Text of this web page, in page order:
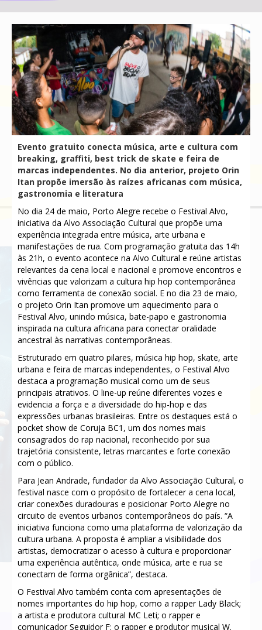
Evento gratuito conecta música, arte e cultura com
breaking, graffiti, best trick de skate e feira de
marcas independentes. No dia anterior, projeto Orin
Itan propõe imersão às raízes africanas com música,
gastronomia e literatura
No dia 24 de maio, Porto Alegre recebe o Festival Alvo,
iniciativa da Alvo Associação Cultural que propõe uma
experiência integrada entre música, arte urbana e
manifestações de rua. Com programação gratuita das 14h
às 21h, o evento acontece na Alvo Cultural e reúne artistas
relevantes da cena local e nacional e promove encontros e
vivências que valorizam a cultura hip hop contemporânea
como ferramenta de conexão social. E no dia 23 de maio,
o projeto Orin Itan promove um aquecimento para o
Festival Alvo, unindo música, bate-papo e gastronomia
inspirada na cultura africana para conectar oralidade
ancestral às narrativas contemporâneas.
Estruturado em quatro pilares, música hip hop, skate, arte
urbana e feira de marcas independentes, o Festival Alvo
destaca a programação musical como um de seus
principais atrativos. O line-up reúne diferentes vozes e
evidencia a força e a diversidade do hip-hop e das
expressões urbanas brasileiras. Entre os destaques está o
pocket show de Coruja BC1, um dos nomes mais
consagrados do rap nacional, reconhecido por sua
trajetória consistente, letras marcantes e forte conexão
com o público.
Para Jean Andrade, fundador da Alvo Associação Cultural, o
festival nasce com o propósito de fortalecer a cena local,
criar conexões duradouras e posicionar Porto Alegre no
circuito de eventos urbanos contemporâneos do país. “A
iniciativa funciona como uma plataforma de valorização da
cultura urbana. A proposta é ampliar a visibilidade dos
artistas, democratizar o acesso à cultura e proporcionar
uma experiência autêntica, onde música, arte e rua se
conectam de forma orgânica”, destaca.
O Festival Alvo também conta com apresentações de
nomes importantes do hip hop, como a rapper Lady Black;
a artista e produtora cultural MC Leti; o rapper e
comunicador Seguidor F; o rapper e produtor musical W.